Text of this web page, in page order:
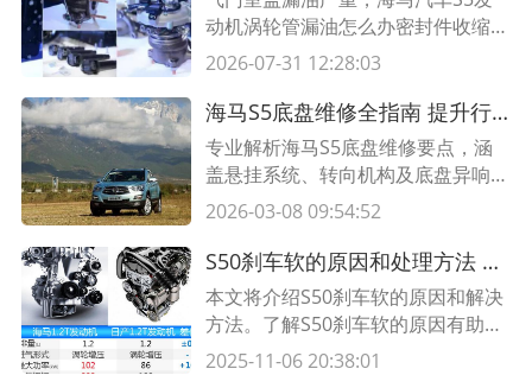
于机油泄漏，那么就需要更换新的机
油。
动机涡轮管漏油怎么办密封件收缩变
硬失去弹性，严重的甚至断裂，建议
垫的作用主要是用来密封，防止机油
渗漏。密封垫多为橡胶材质，由于车
辆使用年限过长，橡胶材质会老化和
变硬造成漏机油。气门室盖漏油原因
主要有：装配时螺丝压力不均衡、气
箱强制通风阀堵塞、密封圈密封胶质
量次等。由于气门室位于发动机上
部，气门室垫漏油后，会顺着汽缸盖
往下流油，因发动机工作时机体温度
2026-07-31 12:28:03
海马S5底盘维修全指南 提升行驶稳定性与安全性的关键步骤
专业解析海马S5底盘维修要点，涵
盖悬挂系统、转向机构及底盘异响解
决方案，助您提升车辆行驶稳定性与
2026-03-08 09:54:52
S50刹车软的原因和处理方法 解决S50车辆刹车软的有效方法
本文将介绍S50刹车软的原因和解决
方法。了解S50刹车软的原因有助于
采取适当的处理措施，并确保车辆行
2025-11-06 20:38:01